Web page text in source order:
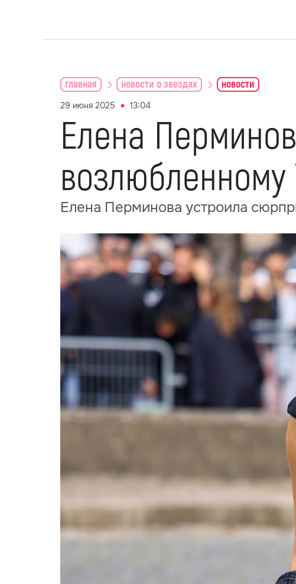
главная новости о звездах новости
29 июня 2025 13:04
Елена
Елена Перминова устроила